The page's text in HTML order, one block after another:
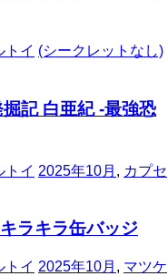
トイ (シークレットなし)
記 白亜紀 -最強恐
トイ 2025年10月 , カプセ
ラキラ缶バッジ
トイ 2025年10月 , マツケ